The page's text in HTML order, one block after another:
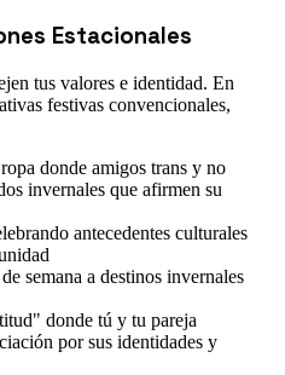
Estacionales
tus valores e identidad. En
festivas convencionales,
donde amigos trans y no
invernales que afirmen su
antecedentes culturales
semana a destinos invernales
donde tú y tu pareja
por sus identidades y